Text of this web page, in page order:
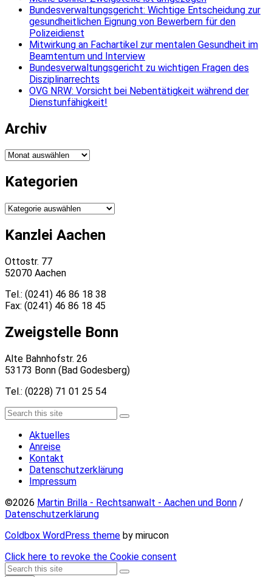
Bundesverwaltungsgericht: Wichtige Entscheidung zur
gesundheitlichen Eignung von Bewerbern für den
Polizeidienst
Mitwirkung an Fachartikel zur mentalen Gesundheit im
Beamtentum und Interview
Bundesverwaltungsgericht zu wichtigen Fragen des
Disziplinarrechts
OVG NRW: Vorsicht bei Nebentätigkeit während der
Dienstunfähigkeit!
Archiv
Archiv
Kategorien
Kategorien
Kanzlei Aachen
Ottostr. 77
52070 Aachen
Tel.: (0241) 46 86 18 38
Fax: (0241) 46 86 18 45
Zweigstelle Bonn
Alte Bahnhofstr. 26
53173 Bonn (Bad Godesberg)
Tel.: (0228) 71 01 25 54
Search
Search
Aktuelles
Anreise
Kontakt
Datenschutzerklärung
Impressum
©2026 Martin Brilla - Rechtsanwalt - Aachen und Bonn /
Datenschutzerklärung
Coldbox WordPress theme by mirucon
Click here to revoke the Cookie consent
Back
Search